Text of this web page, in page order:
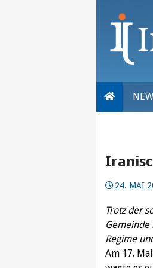
24. MAI
Trotz der
Regime
Am 17.